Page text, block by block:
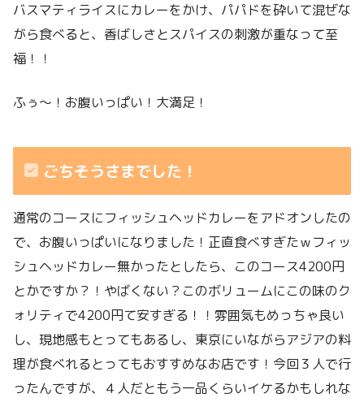
バスマティライスにカレーをかけ、パパドを砕いて混ぜな
がら食べると、香ばしさとスパイスの刺激が重なって至
福！！
ふぅ〜！お腹いっぱい！大満足！
ごちそうさまでした！
通常のコースにフィッシュヘッドカレーをアドオンしたの
で、お腹いっぱいになりました！正直食べすぎたｗフィッ
シュヘッドカレー無かったとしたら、このコース4200円
とかですか？！やばくない？このボリュームにこの味のク
ォリティで4200円て安すぎる！！雰囲気もめっちゃ良い
し、現地感もとってもあるし、東京にいながらアジアの料
理が食べれるとってもおすすめなお店です！今回３人で行
ったんですが、４人だともう一品くらいイケるかもしれな